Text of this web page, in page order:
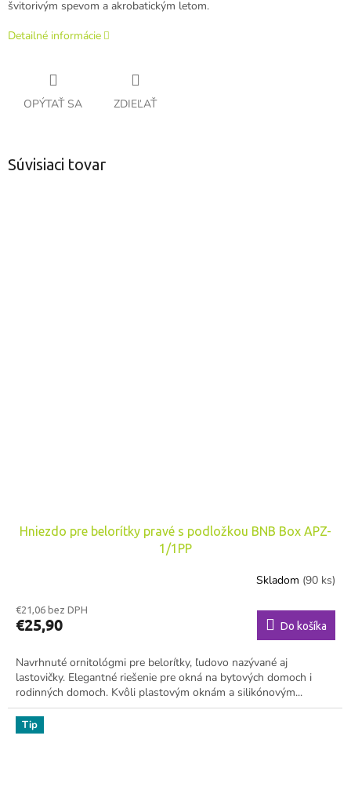
švitorivým spevom a akrobatickým letom.
Detailné informácie
OPÝTAŤ SA ZDIEĽAŤ
Súvisiaci tovar
Hniezdo pre belorítky pravé s podložkou BNB Box APZ-
1/1PP
Skladom (90 ks)
€21,06 bez DPH
€25,90 Do košíka
Navrhnuté ornitológmi pre belorítky, ľudovo nazývané aj
lastovičky. Elegantné riešenie pre okná na bytových domoch i
rodinných domoch. Kvôli plastovým oknám a silikónovým...
Tip